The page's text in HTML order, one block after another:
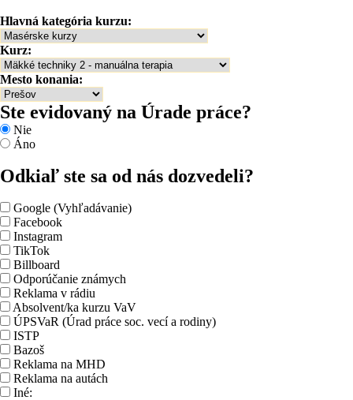
Hlavná kategória kurzu:
Kurz:
Mesto konania:
Ste evidovaný na Úrade práce?
Nie
Áno
Odkiaľ ste sa od nás dozvedeli?
Google (Vyhľadávanie)
Facebook
Instagram
TikTok
Billboard
Odporúčanie známych
Reklama v rádiu
Absolvent/ka kurzu VaV
ÚPSVaR (Úrad práce soc. vecí a rodiny)
ISTP
Bazoš
Reklama na MHD
Reklama na autách
Iné: